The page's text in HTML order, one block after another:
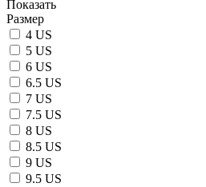
Показать
Размер
4 US
5 US
6 US
6.5 US
7 US
7.5 US
8 US
8.5 US
9 US
9.5 US